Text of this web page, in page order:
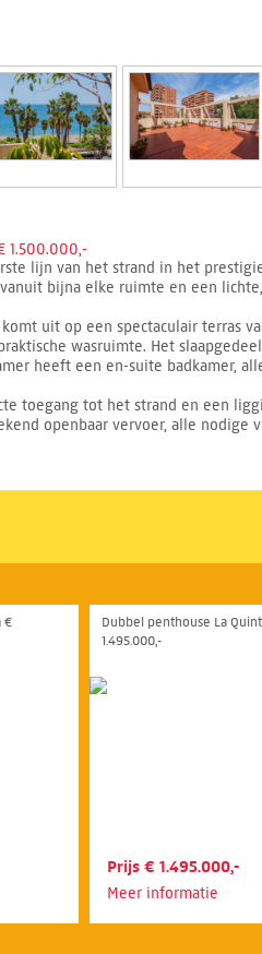
€ 1.500.000,-
lijn van het strand in het
bijna elke ruimte en een
uit op een spectaculair terras
wasruimte. Het
heeft een en-suite badkamer,
toegang tot het strand en een
openbaar vervoer, alle
€
Dubbel penthouse La
1.495.000,-
Prijs € 1.495.000,-
Meer informatie